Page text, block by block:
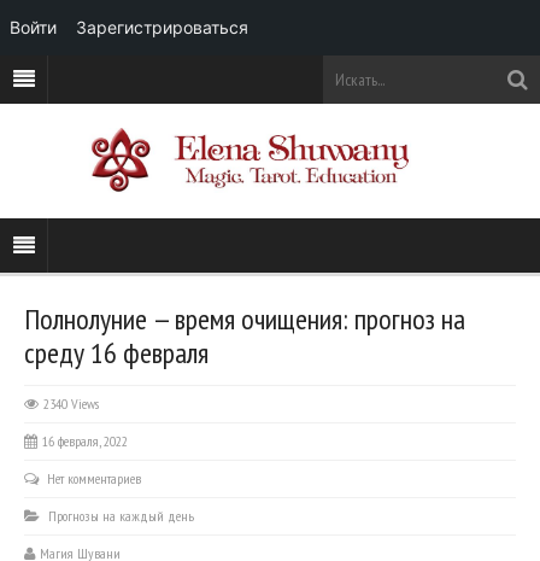
Полнолуние — время очищения: прогноз на
среду 16 февраля
2340 Views
16 февраля, 2022
Нет комментариев
Прогнозы на каждый день
Магия Шувани
Войти Зарегистрироваться